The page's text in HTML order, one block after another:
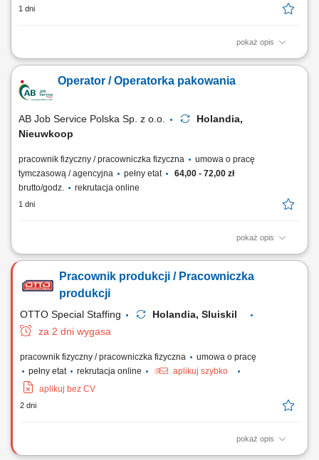
1 dni
pokaż opis
Opis stanowiska Będziesz odpowiedzialny za kompleksowe
pakujących typu Flowpack oraz systemów Netting. Do Twoich
codziennych zadań należeć będzie sprawna wymiana materiałów
Operator / Operatorka pakowania
AB Job Service Polska Sp. z o.o.
Holandia,
Nieuwkoop
pracownik fizyczny / pracowniczka fizyczna
umowa o pracę
tymczasową / agencyjna
pełny etat
64,00 - 72,00 zł
brutto/godz.
rekrutacja online
1 dni
pokaż opis
Czym będziesz się zajmować: Pakowaniem karmy dla zwierząt z
urządzeń pakujących; Weryfikacją jakości pakowanych produktów, wagi
oraz etykiet; Wprowadzaniem danych produkcyjnych do systemu
Pracownik produkcji / Pracowniczka
produkcji
OTTO Special Staffing
Holandia, Sluiskil
za 2 dni wygasa
pracownik fizyczny / pracowniczka fizyczna
umowa o pracę
pełny etat
rekrutacja online
aplikuj szybko
aplikuj bez CV
2 dni
pokaż opis
Zakres obowiązków sortowanie i selekcja różnych rodzajów materiałów